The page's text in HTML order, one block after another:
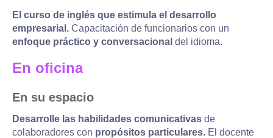
El curso de inglés que estimula el desarrollo
empresarial. Capacitación de funcionarios con un
enfoque práctico y conversacional del idioma.
En oficina
En su espacio
Desarrolle las habilidades comunicativas de
colaboradores con propósitos particulares. El docente